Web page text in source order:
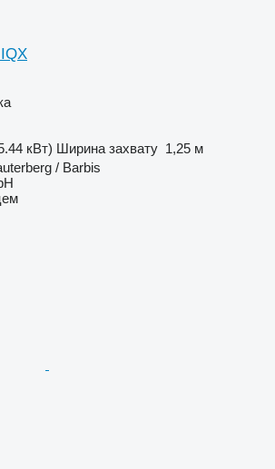
кВт) Ширина захвату 1,25 м
/ Barbis